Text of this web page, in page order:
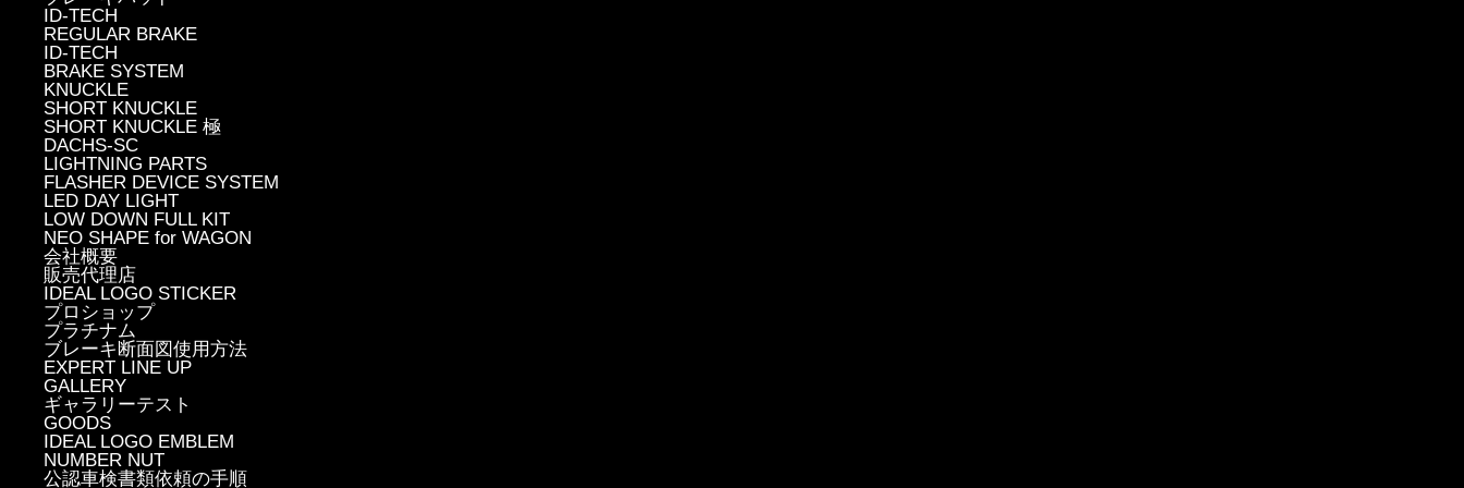
ID-TECH
REGULAR BRAKE
ID-TECH
BRAKE SYSTEM
KNUCKLE
SHORT KNUCKLE
SHORT KNUCKLE 極
DACHS-SC
LIGHTNING PARTS
FLASHER DEVICE SYSTEM
LED DAY LIGHT
LOW DOWN FULL KIT
NEO SHAPE for WAGON
会社概要
販売代理店
IDEAL LOGO STICKER
プロショップ
プラチナム
ブレーキ断面図使用方法
EXPERT LINE UP
GALLERY
ギャラリーテスト
GOODS
IDEAL LOGO EMBLEM
NUMBER NUT
公認車検書類依頼の手順